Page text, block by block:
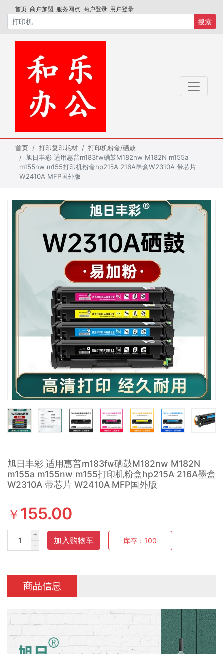
首页 商户加盟 服务网点 商户登录 用户登录
搜索
首页 打印复印耗材
打印机粉盒/硒鼓
旭日丰彩 适用惠普m183fw硒鼓M182nw M182N m155a
m155nw m155打印机粉盒hp215A 216A墨盒W2310A 带芯片
W2410A MFP国外版
旭日丰彩 适用惠普m183fw硒鼓M182nw M182N
m155a m155nw m155打印机粉盒hp215A 216A墨盒
W2310A 带芯片 W2410A MFP国外版
￥ 155.00
+
-
加入购物车 库存： 100
商品信息